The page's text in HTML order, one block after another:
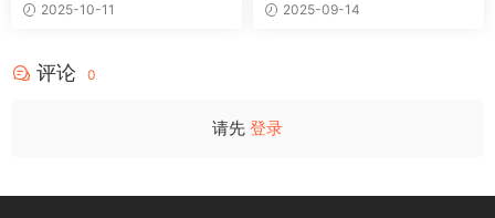
2025-10-11 2025-09-14
评论 0
请先 登录